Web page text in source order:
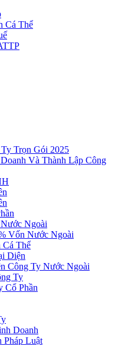
Cá Thể
Trọn Gói 2025
Và Thành Lập Công
Ngoài
Vốn Nước Ngoài
Thể
Diện
Công Ty Nước Ngoài
Ty
Cổ Phần
Doanh
Luật